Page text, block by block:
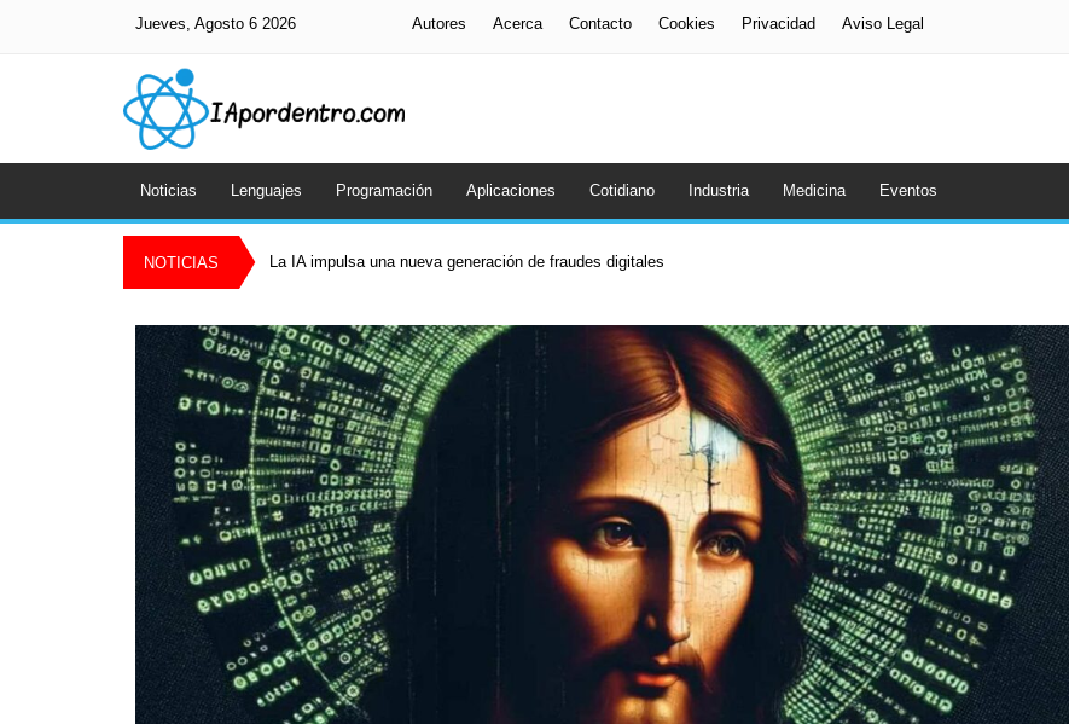
Jueves, Agosto 6 2026 Autores Acerca Contacto Cookies Privacidad Aviso Legal
Noticias Lenguajes Programación Aplicaciones Cotidiano Industria Medicina Eventos
NOTICIAS La IA impulsa una nueva generación de fraudes digitales